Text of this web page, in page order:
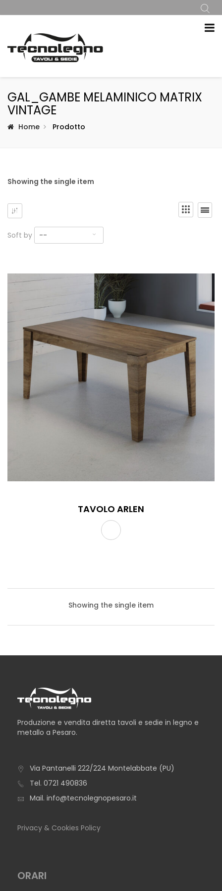
GAL_GAMBE MELAMINICO MATRIX
VINTAGE
Home Prodotto
Showing the single item
Soft by --
TAVOLO ARLEN
TAVOLO ARLEN
Showing the single item
Produzione e vendita diretta tavoli e sedie in legno e
metallo a Pesaro.
Via Pantanelli 222/224 Montelabbate (PU)
Tel. 0721 490836
Mail. info@tecnolegnopesaro.it
Privacy & Cookies Policy
ORARI